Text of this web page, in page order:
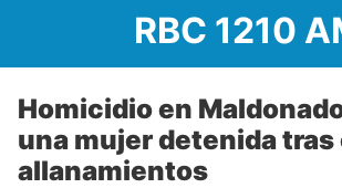
RBC 1210
Homicidio en
una mujer detenida
allanamientos